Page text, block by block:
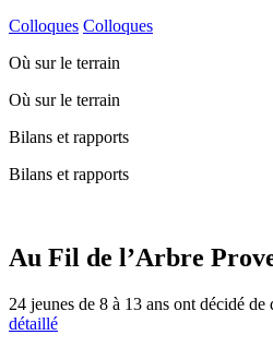
Colloques Colloques
Où sur le terrain
Où sur le terrain
Bilans et rapports
Bilans et rapports
Au Fil de l’Arbre
24 jeunes de 8 à 13 ans ont décidé
détaillé